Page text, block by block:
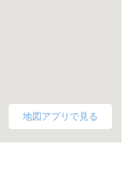
地図アプリで見る